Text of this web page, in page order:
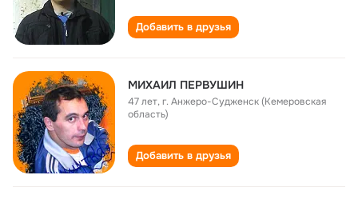
Добавить в друзья
МИХАИЛ ПЕРВУШИН
47 лет,г. Анжеро-Судженск (Кемеровская
область)
Добавить в друзья